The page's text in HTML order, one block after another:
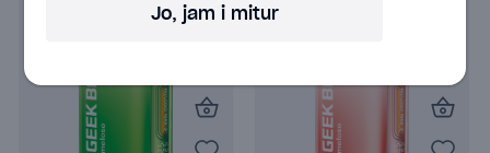
Jo, jam i mitur